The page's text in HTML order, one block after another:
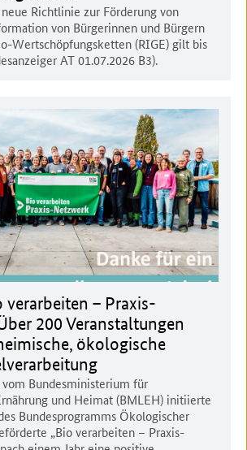
Richtlinie zur Förderung von
von Bürgerinnen und Bürgern
Wertschöpfungsketten (RIGE) gilt bis
AT 01.07.2026 B3).
verarbeiten – Praxis-
200 Veranstaltungen
ökologische
vom Bundesministerium für
und Heimat (BMLEH) initiierte
Bundesprogramms Ökologischer
„Bio verarbeiten – Praxis-